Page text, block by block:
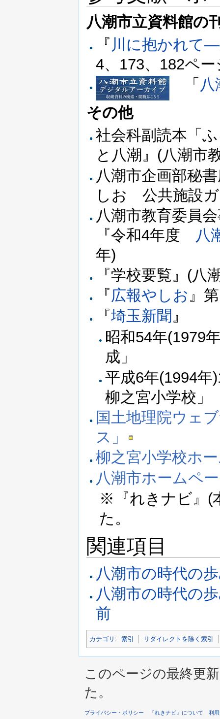
八潮市立資料館の
『 川に抱かれて
4、173、182ペー
「
その他
社会科副読本「
と八潮』(八潮市
八潮市企画部秘
しお 公共施設ガ
八潮市教育委員
『令和4年度
八
年)
『学校要覧』(八
『広報やしお』
『埼玉新聞 』
昭和54年(1979
成」
平成6年(1994
柳之宮小学校」
国土地理院ウェ
ス」
柳之宮小学校ホ
八潮市ホームペ
※『れきナビ』(
た。
関連項目
八潮市の時代の
八潮市の時代の
前
カテゴリ : 索引 リダイレクトを除く索引
このページの最終更
た。
プライバシー・ポリシー 『れきナビ』について 利